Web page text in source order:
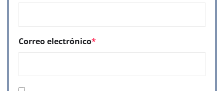
Correo electrónico*